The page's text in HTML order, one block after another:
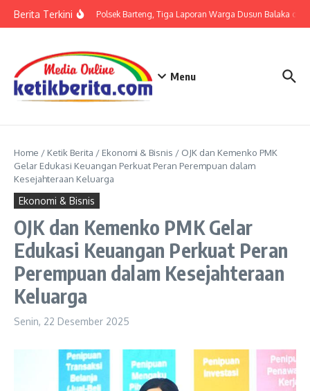
Berita TerkiniTerkait LP di Polsek Barteng, Tiga Laporan Warga Dusun Balaka di
Menu
Home / Ketik Berita / Ekonomi & Bisnis / OJK dan Kemenko PMK
Gelar Edukasi Keuangan Perkuat Peran Perempuan dalam
Kesejahteraan Keluarga
Ekonomi & Bisnis
OJK dan Kemenko PMK Gelar
Edukasi Keuangan Perkuat Peran
Perempuan dalam Kesejahteraan
Keluarga
Senin, 22 Desember 2025